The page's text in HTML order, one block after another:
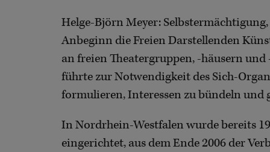
Helge-Björn Meyer:
Anbeginn die Freien Darstellenden
an freien Theatergruppen, -häusern
führte zur Notwendigkeit des Sich-
formulieren, Interessen zu bündeln
In Nordrhein-Westfalen wurde bereits
eingerichtet, aus dem Ende 2006 der